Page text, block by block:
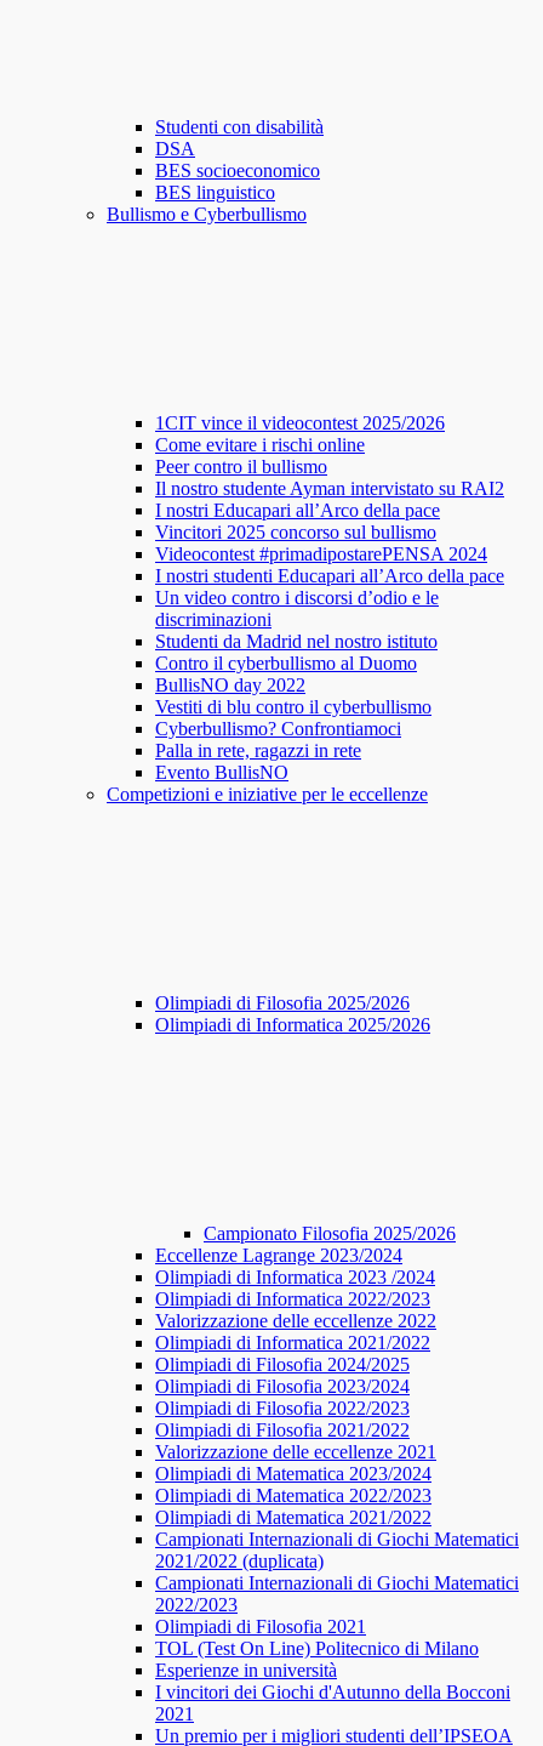
Studenti con disabilità
DSA
BES socioeconomico
BES linguistico
Bullismo e Cyberbullismo
1CIT vince il videocontest 2025/2026
Come evitare i rischi online
Peer contro il bullismo
Il nostro studente Ayman intervistato su RAI2
I nostri Educapari all’Arco della pace
Vincitori 2025 concorso sul bullismo
Videocontest #primadipostarePENSA 2024
I nostri studenti Educapari all’Arco della pace
Un video contro i discorsi d’odio e le
discriminazioni
Studenti da Madrid nel nostro istituto
Contro il cyberbullismo al Duomo
BullisNO day 2022
Vestiti di blu contro il cyberbullismo
Cyberbullismo? Confrontiamoci
Palla in rete, ragazzi in rete
Evento BullisNO
Competizioni e iniziative per le eccellenze
Olimpiadi di Filosofia 2025/2026
Olimpiadi di Informatica 2025/2026
Campionato Filosofia 2025/2026
​​Eccellenze Lagrange 2023/2024
Olimpiadi di Informatica 2023 /2024
Olimpiadi di Informatica 2022/2023
Valorizzazione delle eccellenze 2022
Olimpiadi di Informatica 2021/2022
Olimpiadi di Filosofia 2024/2025
Olimpiadi di Filosofia 2023/2024
Olimpiadi di Filosofia 2022/2023
Olimpiadi di Filosofia 2021/2022
Valorizzazione delle eccellenze 2021
Olimpiadi di Matematica 2023/2024
Olimpiadi di Matematica 2022/2023
Olimpiadi di Matematica 2021/2022
Campionati Internazionali di Giochi Matematici
2021/2022 (duplicata)
Campionati Internazionali di Giochi Matematici
2022/2023
Olimpiadi di Filosofia 2021
TOL (Test On Line) Politecnico di Milano
Esperienze in università
I vincitori dei Giochi d'Autunno della Bocconi
2021
Un premio per i migliori studenti dell’IPSEOA